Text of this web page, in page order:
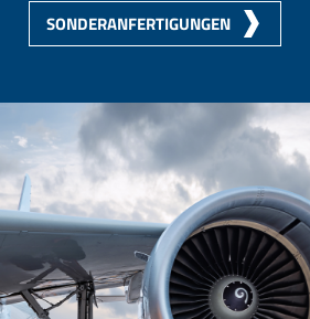
SONDERANFERTIGUNGEN